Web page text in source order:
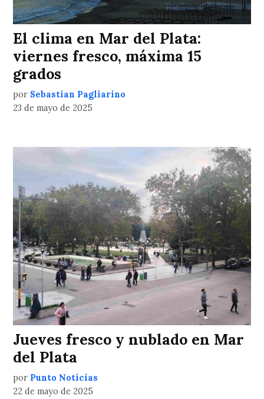
El clima en Mar del Plata:
viernes fresco, máxima 15
grados
por Sebastian Pagliarino
23 de mayo de 2025
Jueves fresco y nublado en Mar
del Plata
por Punto Noticias
22 de mayo de 2025